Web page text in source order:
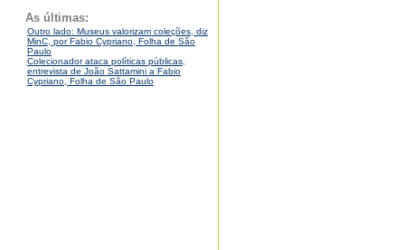
As últimas:
Outro lado: Museus valorizam coleções, diz
MinC, por Fabio Cypriano, Folha de São
Paulo
Colecionador ataca políticas públicas,
entrevista de João Sattamini a Fabio
Cypriano, Folha de São Paulo